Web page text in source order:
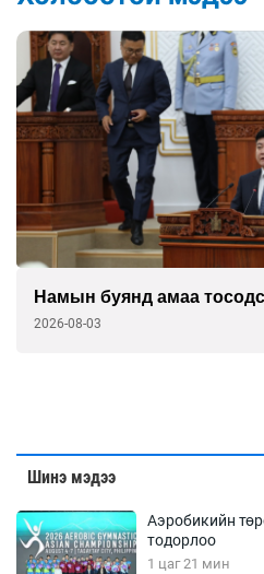
Намын буянд амаа
2026-08-03
Шинэ мэдээ
Аэробикийн
тодорлоо
1 цаг 21 мин